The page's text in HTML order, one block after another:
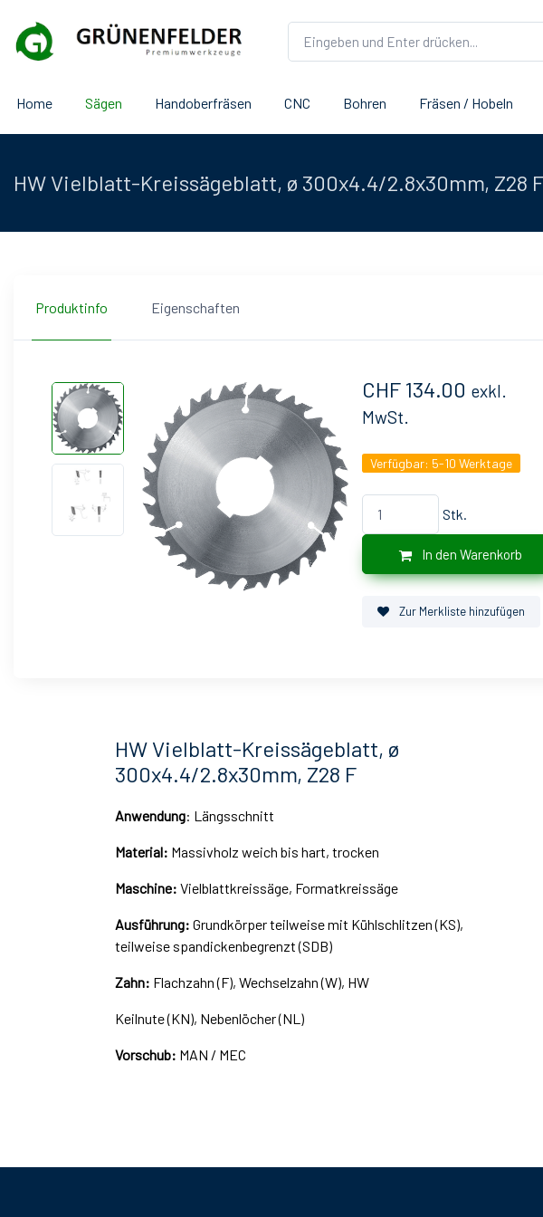
Home Sägen Handoberfräsen CNC Bohren Fräsen / Hobeln
HW Vielblatt-Kreissägeblatt, ø 300x4.4/2.8x30mm, Z28 F
Produktinfo Eigenschaften
CHF 134.00 exkl.
MwSt.
Verfügbar: 5-10 Werktage
Stk.
In den Warenkorb
Zur Merkliste hinzufügen
HW Vielblatt-Kreissägeblatt, ø
300x4.4/2.8x30mm, Z28 F
Anwendung: Längsschnitt
Material: Massivholz weich bis hart, trocken
Maschine: Vielblattkreissäge, Formatkreissäge
Ausführung: Grundkörper teilweise mit Kühlschlitzen (KS),
teilweise spandickenbegrenzt (SDB)
Zahn: Flachzahn (F), Wechselzahn (W), HW
Keilnute (KN), Nebenlöcher (NL)
Vorschub: MAN / MEC